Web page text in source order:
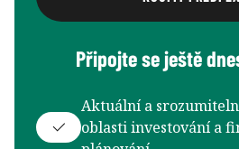
Připojte se ještě
Aktuální a
oblasti investování a